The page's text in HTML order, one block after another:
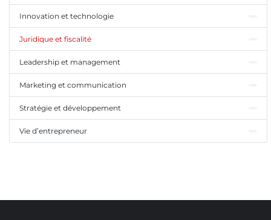
Innovation et technologie
Juridique et fiscalité
Leadership et management
Marketing et communication
Stratégie et développement
Vie d’entrepreneur